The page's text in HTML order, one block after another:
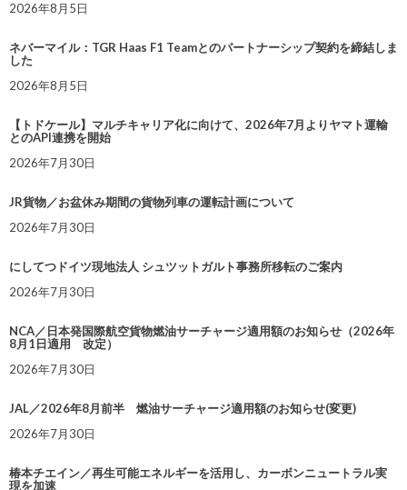
2026年8月5日
ネバーマイル：TGR Haas F1 Teamとのパートナーシップ契約を締結しま
した
2026年8月5日
【トドケール】マルチキャリア化に向けて、2026年7月よりヤマト運輸
とのAPI連携を開始
2026年7月30日
JR貨物／お盆休み期間の貨物列車の運転計画について
2026年7月30日
にしてつドイツ現地法人 シュツットガルト事務所移転のご案内
2026年7月30日
NCA／日本発国際航空貨物燃油サーチャージ適用額のお知らせ（2026年
8月1日適用 改定）
2026年7月30日
JAL／2026年8月前半 燃油サーチャージ適用額のお知らせ(変更)
2026年7月30日
椿本チエイン／再生可能エネルギーを活用し、カーボンニュートラル実
現を加速